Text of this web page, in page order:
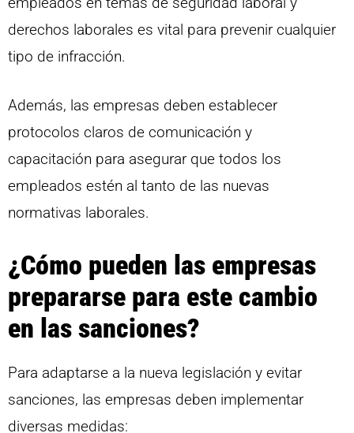
derechos laborales es vital para prevenir cualquier
tipo de infracción.
Además, las empresas deben establecer
protocolos claros de comunicación y
capacitación para asegurar que todos los
empleados estén al tanto de las nuevas
normativas laborales.
¿Cómo pueden las empresas
prepararse para este cambio
en las sanciones?
Para adaptarse a la nueva legislación y evitar
sanciones, las empresas deben implementar
diversas medidas: